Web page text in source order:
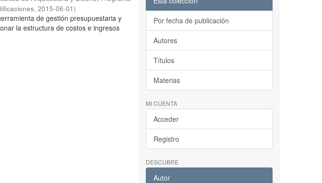
,2015-06-01)
de gestión presupuestaria y
la estructura de costos e ingresos
Por fecha de publicación
Autores
Títulos
Materias
MI CUENTA
Acceder
Registro
DESCUBRE
Autor